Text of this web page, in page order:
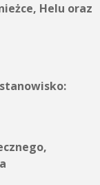
Helu oraz
,